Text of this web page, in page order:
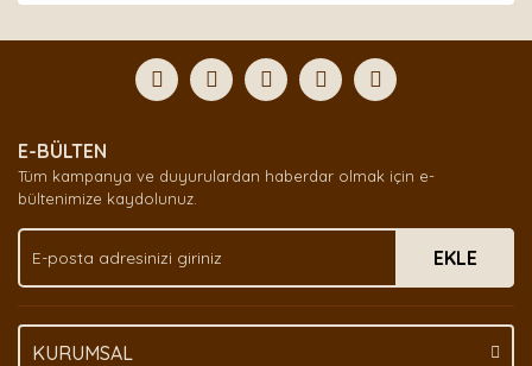
Yorum Yaz
formunu kullanarak tarafımıza iletebilirsiniz.
Görüş ve önerileriniz için teşekkür ederiz.
Ürün açıklamasında eksik bilgiler bulunuyor.
Ürün bilgilerinde hatalar bulunuyor.
Bu ürüne benzer farklı alternatifler olmalı.
E-BÜLTEN
Tüm kampanya ve duyurulardan haberdar olmak için e-
bültenimize kaydolunuz.
EKLE
KURUMSAL